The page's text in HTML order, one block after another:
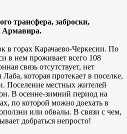
трансфера, заброски,
Армавира.
в горах Карачаево-Черкесии. По
в нем проживает всего 108
связь отсутствует, нет
которая протекает в поселке,
Поселение местных жителей
В осенне-зимний период на
по которой можно доехать в
или обвалы. В связи с чем,
добраться непросто!